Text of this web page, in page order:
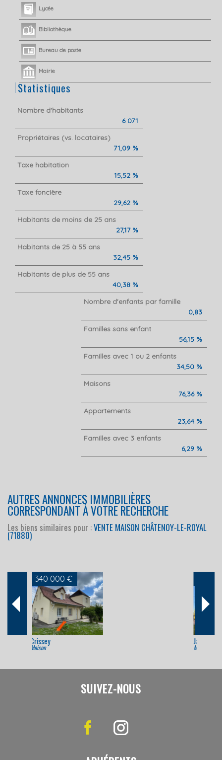
Lycée
Bibliothèque
Bureau de poste
Mairie
Statistiques
Nombre d'habitants
6 071
Propriétaires (vs. locataires)
71,09 %
Taxe habitation
15,52 %
Taxe foncière
29,62 %
Habitants de moins de 25 ans
27,17 %
Habitants de 25 à 55 ans
32,45 %
Habitants de plus de 55 ans
40,38 %
Nombre d'enfants par famille
0,83
Familles sans enfant
56,15 %
Familles avec 1 ou 2 enfants
34,50 %
Maisons
76,36 %
Appartements
23,64 %
Familles avec 3 enfants
6,29 %
AUTRES ANNONCES IMMOBILIÈRES
CORRESPONDANT À VOTRE RECHERCHE
Les biens similaires pour :VENTE MAISON CHÂTENOY-LE-ROYAL
(71880)
360 000 €
SUIVEZ-NOUS